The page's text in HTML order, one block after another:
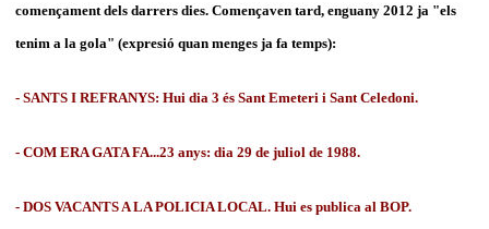
començament dels darrers dies. Començaven tard, enguany 2012 ja "els
tenim a la gola" (expresió quan menges ja fa temps):
- SANTS I REFRANYS: Hui dia 3 és Sant Emeteri i Sant Celedoni.
- COM ERA GATA FA...23 anys: dia 29 de juliol de 1988.
- DOS VACANTS A LA POLICIA LOCAL. Hui es publica al BOP.